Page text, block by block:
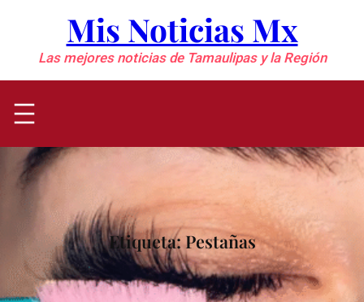
contenido
Mis Noticias Mx
Las mejores noticias de Tamaulipas y la Región
Etiqueta:Pestañas